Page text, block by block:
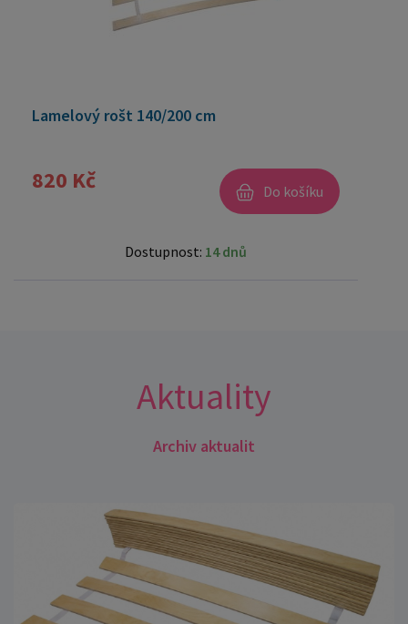
Lamelový rošt 140/200 cm
820 Kč Do košíku
Dostupnost: 14 dnů
Aktuality
Archiv aktualit